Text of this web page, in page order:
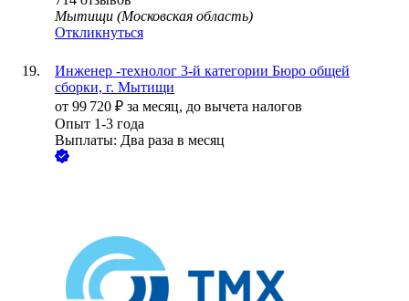
Мытищи (Московская область)
Откликнуться
Инженер -технолог 3-й категории Бюро общей
сборки, г. Мытищи
от 99 720 ₽ за месяц, до вычета налогов
Опыт 1-3 года
Выплаты: Два раза в месяц